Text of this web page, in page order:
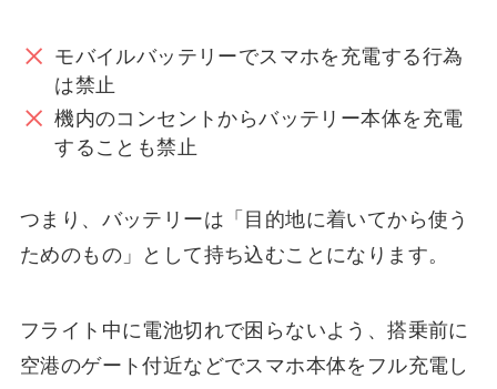
モバイルバッテリーでスマホを充電する行為
は禁止
機内のコンセントからバッテリー本体を充電
することも禁止
つまり、バッテリーは「目的地に着いてから使う
ためのもの」として持ち込むことになります。
フライト中に電池切れで困らないよう、搭乗前に
空港のゲート付近などでスマホ本体をフル充電し